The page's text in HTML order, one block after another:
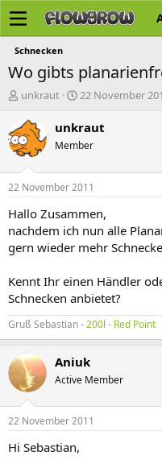
Schnecken
Wo gibts
E
s
t
e
e
r
unkraut
E
s
t
e
l
t
a
22 November
unkraut
Member
22 November 2011
Hallo Zusammen,
nachdem ich nun alle
gern wieder mehr
Kennt Ihr einen Händler
Schnecken anbietet?
Gruß Sebastian -200l - Red Point
Aniuk
Active Member
22 November 2011
Hi Sebastian,